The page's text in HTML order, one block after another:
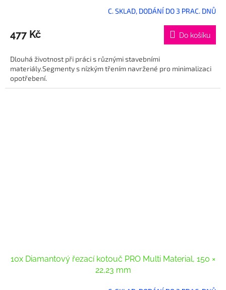
C. SKLAD, DODÁNÍ DO 3 PRAC. DNŮ
477 Kč Do košíku
Dlouhá životnost při práci s různými stavebními
materiály.Segmenty s nízkým třením navržené pro minimalizaci
opotřebení.
10x Diamantový řezací kotouč PRO Multi Material, 150 ×
22,23 mm